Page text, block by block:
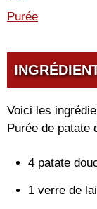
Purée
Voici les
Purée de patate
4 patate
1 verre de